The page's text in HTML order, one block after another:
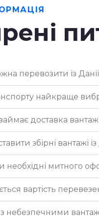
спектр
(FTL/LTL)—
— найшвидший
— економний
—оформлення
товаріву
перевозити із
найкраще
доставка
збірні вантажі із
необхідні митного
вартість
небезпечними